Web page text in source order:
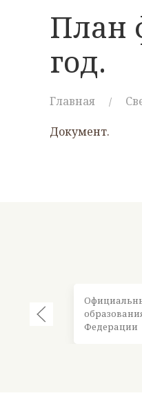
План
год.
Главная
Документ.
Федерации